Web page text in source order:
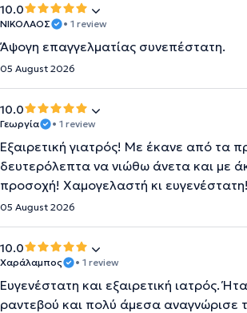
10.0
ΝΙΚΟΛΑΟΣ • 1 review
Άψογη επαγγελματίας συνεπέστατη.
05 August 2026
10.0
Γεωργία • 1 review
Εξαιρετική γιατρός! Με έκανε από τα
δευτερόλεπτα να νιώθω άνετα και με
προσοχή! Χαμογελαστή κι ευγενέστατη!
05 August 2026
10.0
Χαράλαμπος • 1 review
Ευγενέστατη και εξαιρετική ιατρός.
ραντεβού και πολύ άμεσα αναγνώρισε